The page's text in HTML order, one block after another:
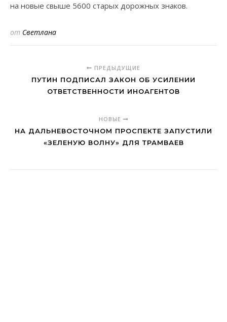
на новые свыше 5600 старых дорожных знаков.
от Светлана
ПРЕДЫДУЩИЕ
ПУТИН ПОДПИСАЛ ЗАКОН ОБ УСИЛЕНИИ
ОТВЕТСТВЕННОСТИ ИНОАГЕНТОВ
НОВЫЕ
НА ДАЛЬНЕВОСТОЧНОМ ПРОСПЕКТЕ ЗАПУСТИЛИ
«ЗЕЛЕНУЮ ВОЛНУ» ДЛЯ ТРАМВАЕВ